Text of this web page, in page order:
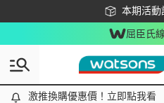
本期活動
下載app
屈臣氏
激推換購優惠價！立即點我看
激推換購優惠價！立即點我看